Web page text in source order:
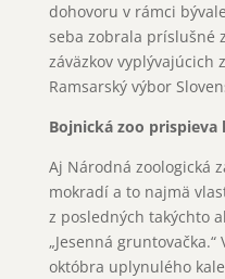
dohovoru v rámci
seba zobrala príslušné
záväzkov
Ramsarský výbor
Bojnická zoo
Aj Národná zoologická
mokradí a to najmä
z posledných takýchto
„Jesenná
októbra uplynulého